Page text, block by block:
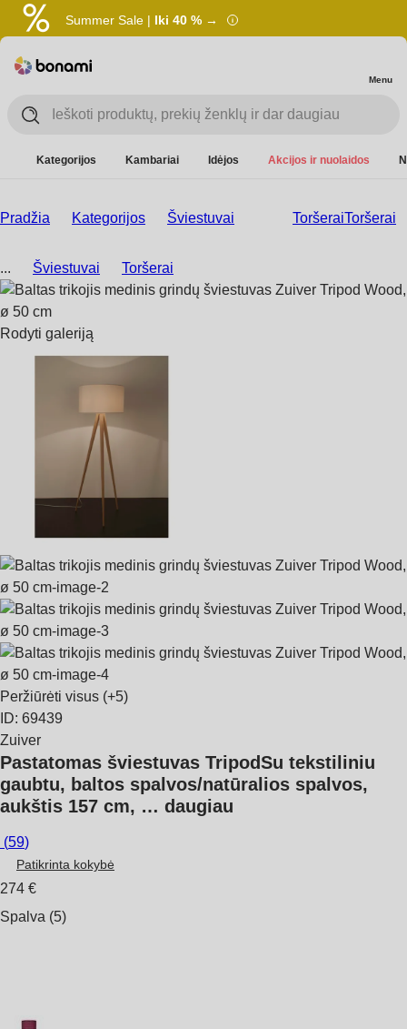
Summer Sale | Iki 40 % →
Menu
Kategorijos Kambariai Idėjos Akcijos ir nuolaidos
Pradžia Kategorijos Šviestuvai ToršeraiToršerai
... Šviestuvai Toršerai
Rodyti galeriją
Peržiūrėti visus (+5)
ID: 69439
Zuiver
Pastatomas šviestuvas TripodSu tekstiliniu
gaubtu, baltos spalvos/natūralios spalvos,
aukštis 157 cm, … daugiau
(59)
Patikrinta kokybė
274 €
Spalva (5)